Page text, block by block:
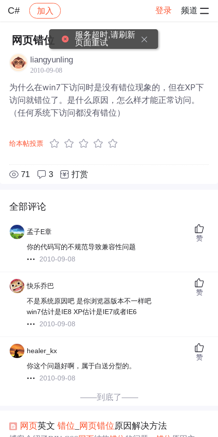
C# 加入 登录 频道
社区 C# 帖子详情
网页错位
liangyunling
2010-09-08
为什么在win7下访问时是没有错位现象的，但在XP下
访问就错位了。是什么原因，怎么样才能正常访问。
（任何系统下访问都没有错位）
给本帖投票
71 3 打赏
全部评论
孟子E章
你的代码写的不规范导致兼容性问题
2010-09-08
赞
快乐乔巴
不是系统原因吧 是你浏览器版本不一样吧
win7估计是IE8 XP估计是IE7或者IE6
2010-09-08
赞
healer_kx
你这个问题好啊，属于白送分型的。
2010-09-08
赞
——到底了——
网页英文错位 网页错位原因解决方法
服务超时,请刷新
页面重试